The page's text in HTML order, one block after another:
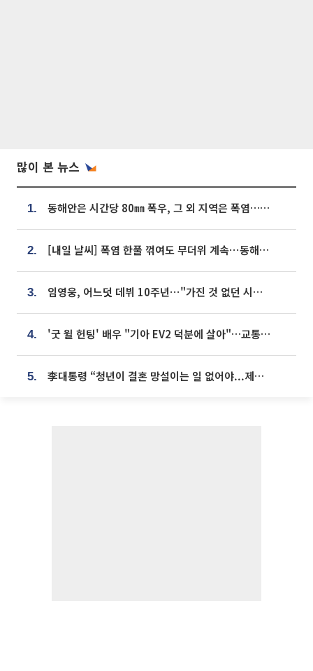
많이 본 뉴스
1. 동해안은 시간당 80㎜ 폭우, 그 외 지역은 폭염…‘극과 극 날씨’
2. [내일 날씨] 폭염 한풀 꺾여도 무더위 계속⋯동해안 이틀 연속 비
3. 임영웅, 어느덧 데뷔 10주년⋯"가진 것 없던 시절, 내 앞엔 20명의 팬뿐"
4. '굿 윌 헌팅' 배우 "기아 EV2 덕분에 살아"…교통사고 후 안전성 극찬
5. 李대통령 “청년이 결혼 망설이는 일 없어야...제도상 불이익 조사”